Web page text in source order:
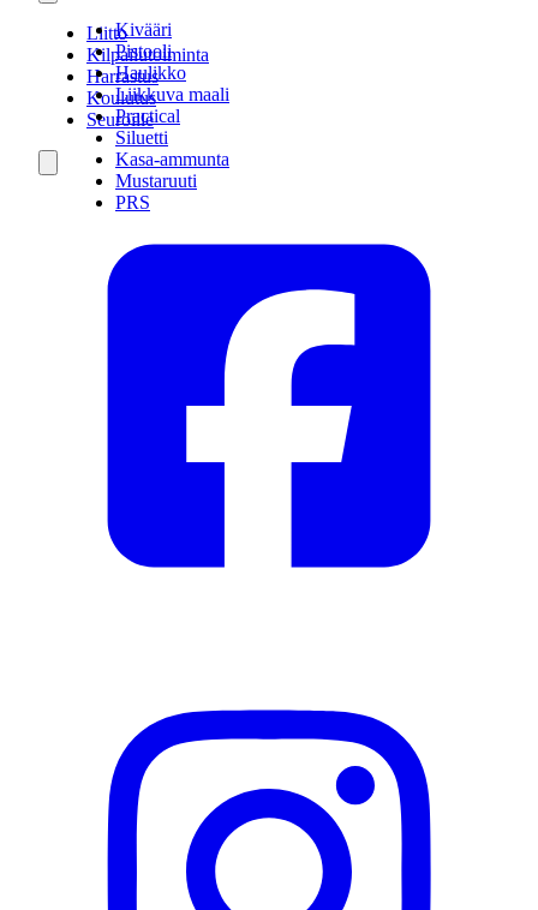
Kivääri
Pistooli
Haulikko
Liikkuva maali
Practical
Siluetti
Kasa-ammunta
Mustaruuti
PRS
Liitto
Kilpailutoiminta
Harrastus
Koulutus
Seuroille